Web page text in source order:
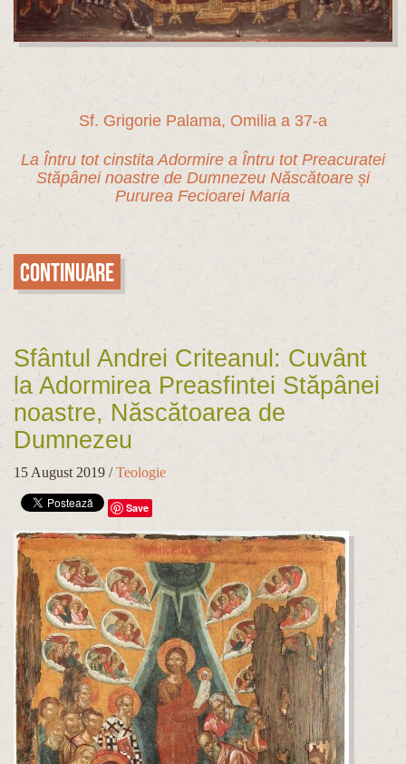
Sf. Grigorie Palama, Omilia a 37-a
La Întru tot cinstita Adormire a Întru tot Preacuratei
Stăpânei noastre de Dumnezeu Născătoare și
Pururea Fecioarei Maria
Continuare
Sfântul Andrei Criteanul: Cuvânt
la Adormirea Preasfintei Stăpânei
noastre, Născătoarea de
Dumnezeu
15 August 2019 /Teologie
Save